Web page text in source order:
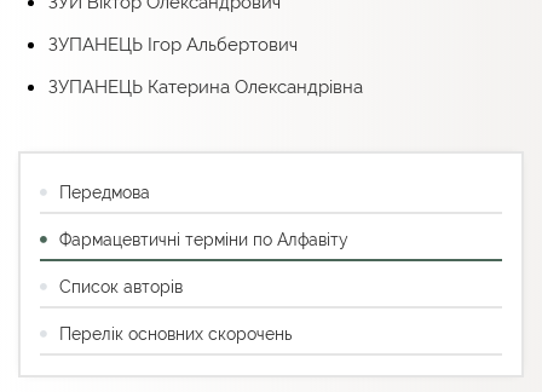
ЗУПАНЕЦЬ Ігор Альбертович
ЗУПАНЕЦЬ Катерина Олександрівна
Передмова
Фармацевтичні терміни по Алфавіту
Список авторів
Перелік основних скорочень